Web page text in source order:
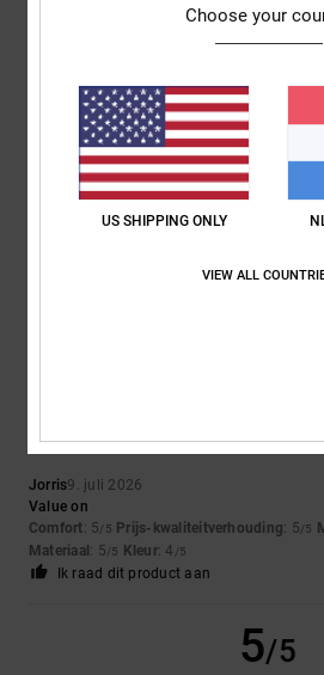
/5
5
Very good price
Jorris9. juli 2026
Value on
Comfort: 5/5 Prijs-kwaliteitverhouding: 5/5
Materiaal: 5/5 Kleur: 4 /5
Ik raad dit product aan
5/5
Choose your
US SHIPPING ONLY
VIEW ALL